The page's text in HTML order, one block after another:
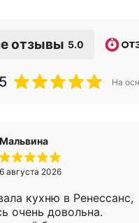
отзывы 5.0
На
Мальвина
6 августа 2026
кухню в Ренессанс,
очень довольна.